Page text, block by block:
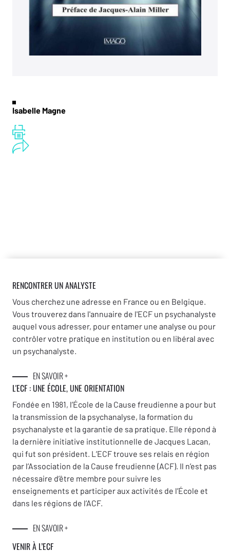
Isabelle Magne
RENCONTRER UN ANALYSTE
Vous cherchez une adresse en France ou en Belgique.
Vous trouverez dans l'annuaire de l'ECF un psychanalyste
auquel vous adresser, pour entamer une analyse ou pour
contrôler votre pratique en institution ou en libéral avec
un psychanalyste.
EN SAVOIR +
L'ECF : UNE ÉCOLE, UNE ORIENTATION
Fondée en 1981, l’École de la Cause freudienne a pour but
la transmission de la psychanalyse, la formation du
psychanalyste et la garantie de sa pratique. Elle répond à
la dernière initiative institutionnelle de Jacques Lacan,
qui fut son président. L’ECF trouve ses relais en région
par l’Association de la Cause freudienne (ACF). Il n’est pas
nécessaire d’être membre pour suivre les
enseignements et participer aux activités de l’École et
dans les régions de l’ACF.
EN SAVOIR +
VENIR À L’ECF